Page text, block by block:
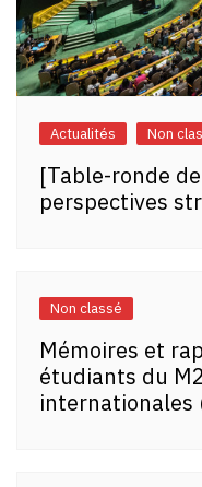
Actualités Non
[Table-ronde
perspectives
Non classé
Mémoires et
étudiants du
internationales